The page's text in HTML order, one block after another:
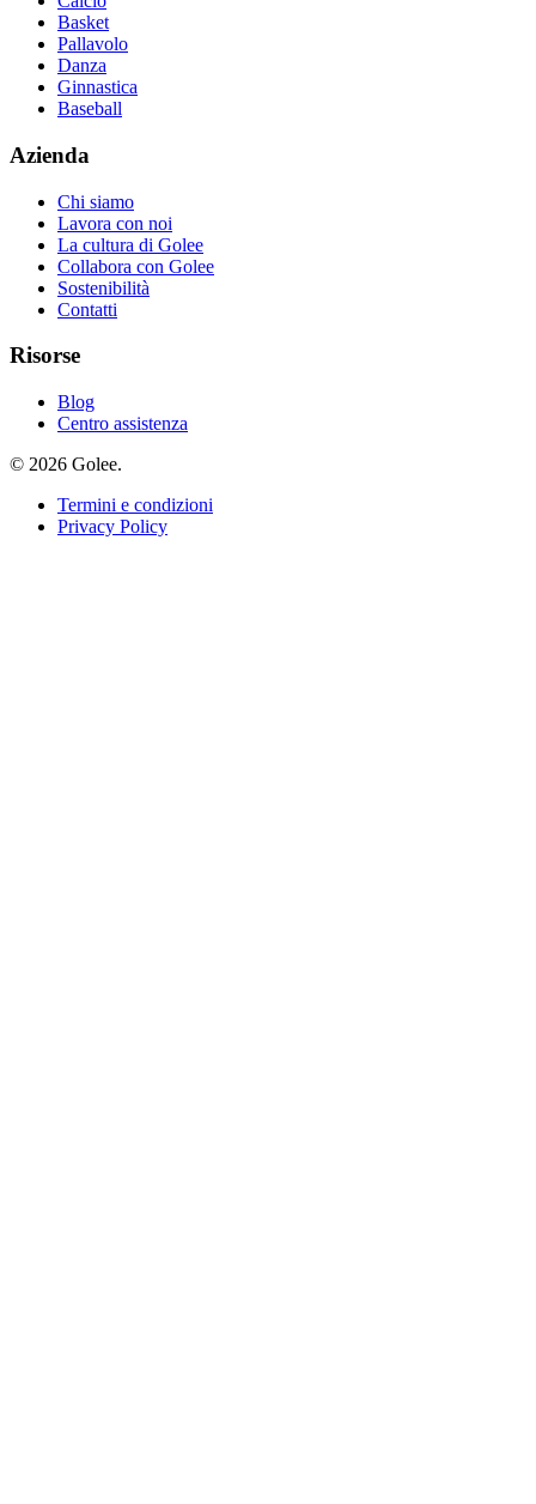
Basket
Pallavolo
Danza
Ginnastica
Baseball
Azienda
Chi siamo
Lavora con noi
La cultura di Golee
Collabora con Golee
Sostenibilità
Contatti
Risorse
Blog
Centro assistenza
© 2026 Golee.
Termini e condizioni
Privacy Policy